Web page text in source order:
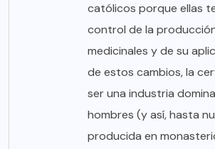
católicos porque ellas
control de la
medicinales y de su
de estos cambios, la
ser una industria
hombres (y así, hasta
producida en